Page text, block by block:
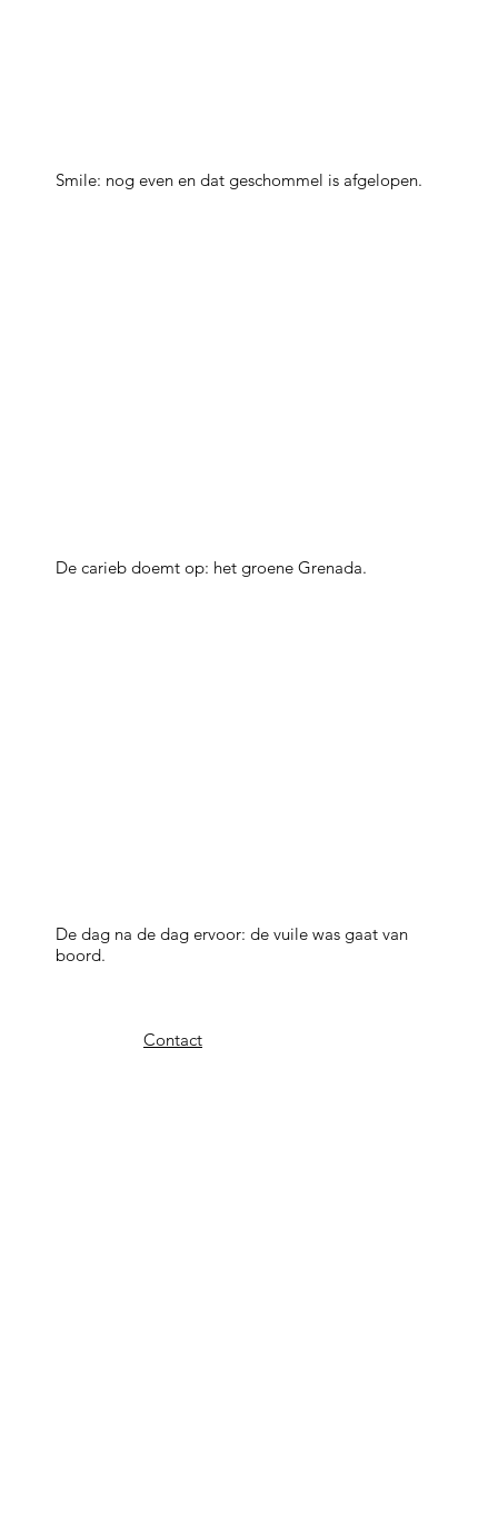
Smile: nog even en dat geschommel is afgelopen.
De carieb doemt op: het groene Grenada.
De dag na de dag ervoor: de vuile was gaat van
boord.
Contact